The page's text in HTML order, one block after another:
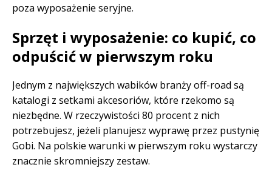
poza wyposażenie seryjne.
Sprzęt i wyposażenie: co kupić, co
odpuścić w pierwszym roku
Jednym z największych wabików branży off-road są
katalogi z setkami akcesoriów, które rzekomo są
niezbędne. W rzeczywistości 80 procent z nich
potrzebujesz, jeżeli planujesz wyprawę przez pustynię
Gobi. Na polskie warunki w pierwszym roku wystarczy
znacznie skromniejszy zestaw.